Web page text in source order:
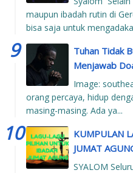
maupun ibadah rutin di
bisa saja untuk
Tuhan Tidak
Menjawab
Image:
orang percaya, hidup
masing-masing. Ada ya...
KUMPULAN
JUMAT
SYALOM